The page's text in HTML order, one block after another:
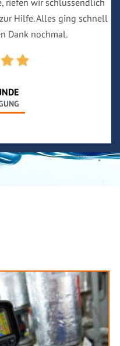
riefen wir schlussendlich
Hilfe. Alles ging schnell
Dank nochmal.